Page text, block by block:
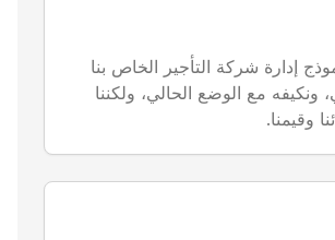
بنز وبورشه.
نحن نمضي قدماً: نعمل على توسيع أسطولنا ليشمل 30 سيارة
إدارة شركة التأجير الخاص بنا
مع الوضع الحالي، ولكننا
وقيمنا.